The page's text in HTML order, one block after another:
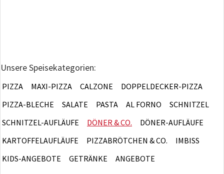
Unsere Speisekategorien:
PIZZA MAXI-PIZZA CALZONE
DOPPELDECKER-PIZZA
PIZZA-BLECHE
SALATE PASTA AL FORNO
SCHNITZEL
SCHNITZEL-AUFLÄUFE
DÖNER & CO.
DÖNER-AUFLÄUFE
KARTOFFELAUFLÄUFE
PIZZABRÖTCHEN & CO.
IMBISS
KIDS-ANGEBOTE
GETRÄNKE ANGEBOTE